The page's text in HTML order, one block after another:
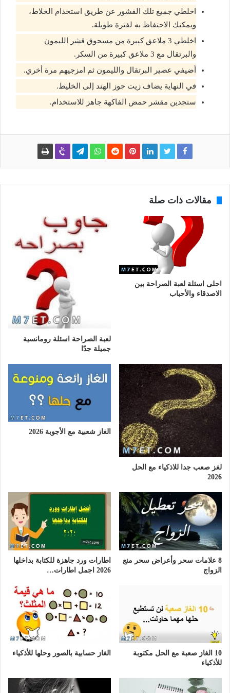
اخلطي جميع تلك القشور عن طريق استخدام الخلاط،
ويمكنك الاحتفاظ به لفترة طويلة.
اخلطي 3 ملاعق كبيرة من مسحوق قشر الليمون
والبرتقال مع 3 ملاعق كبيرة من السكر.
أضيفي عصير البرتقال والليمون ثم امزجيهم مرة أخري.
في النهاية يضاف زيت جوز الهند إلى الخليط.
ستجدين مقشر حمض الفاكهة جاهز للاستخدام.
مقالات ذات صلة
احلى اسئلة لعبة الصراحة بين
الاصدقاء والأحباب
لعبة الصراحة اسئلة رومانسية
جميلة جدًا
لغز صعب جدا للاذكياء مع الحل
2026
الغاز شعبية مع الأجوبة 2026
8 علامات سحر وأعراض سحر منع
الزواج
اطارات ورد جاهزة للكتابة بداخلها
2026 اجمل اطارات…
10 الغاز صعبة مع الحل مكتوبة
للأذكياء
الغاز حسابية بالصور وحلها للأذكياء